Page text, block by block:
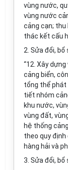
vùng nước,
vùng nước
cảng cạn; thu
thác kết cấu
2. Sửa đổi, bổ
“12. Xây
cảng biển,
tổng thể phát
tiết nhóm
khu nước,
vùng đất,
hệ thống
theo quy định
hàng hải và
3. Sửa đổi, bổ